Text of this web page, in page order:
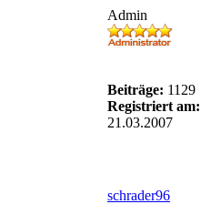
Admin
Beiträge: 1129
Registriert am:
21.03.2007
schrader96